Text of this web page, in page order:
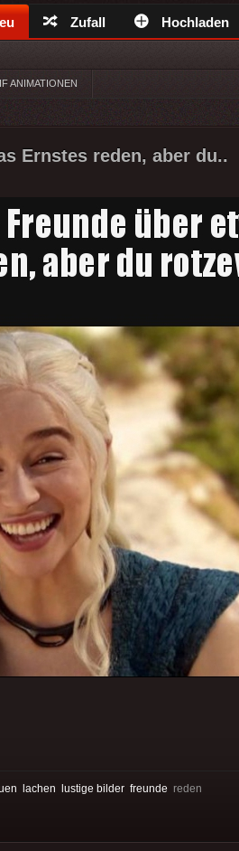
Zufall Hochladen
ANIMATIONEN
Ernstes reden, aber du..
lachen lustige bilder freunde reden